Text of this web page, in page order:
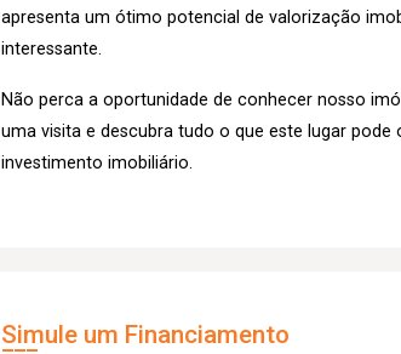
apresenta um ótimo potencial de valorização
interessante.
Não perca a oportunidade de conhecer nosso
uma visita e descubra tudo o que este lugar
investimento imobiliário.
Simule um Financiamento